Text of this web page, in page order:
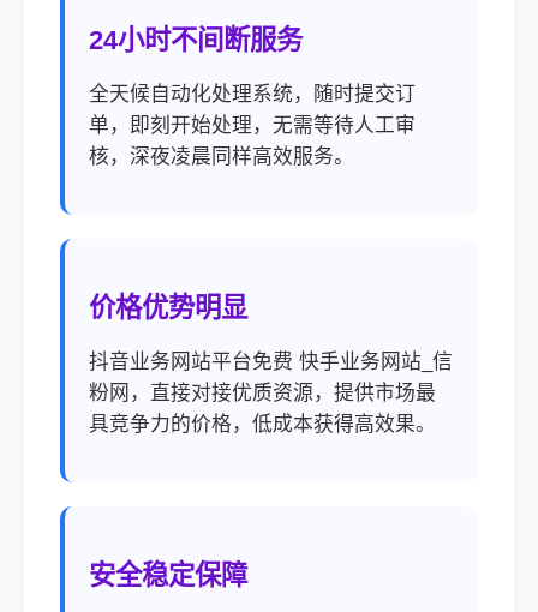
24小时不间断服务
全天候自动化处理系统，随时提交订
单，即刻开始处理，无需等待人工审
核，深夜凌晨同样高效服务。
价格优势明显
抖音业务网站平台免费 快手业务网站_信
粉网，直接对接优质资源，提供市场最
具竞争力的价格，低成本获得高效果。
安全稳定保障